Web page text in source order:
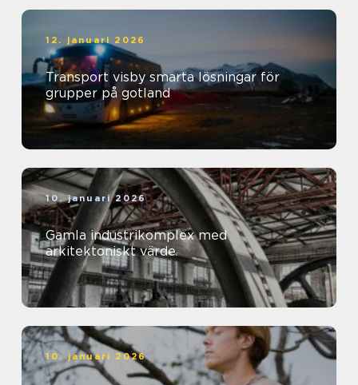
12. januari 2026
Transport visby smarta lösningar för
grupper på gotland
10. januari 2026
Gamla industrikomplex med
arkitektoniskt värde
10. januari 2026